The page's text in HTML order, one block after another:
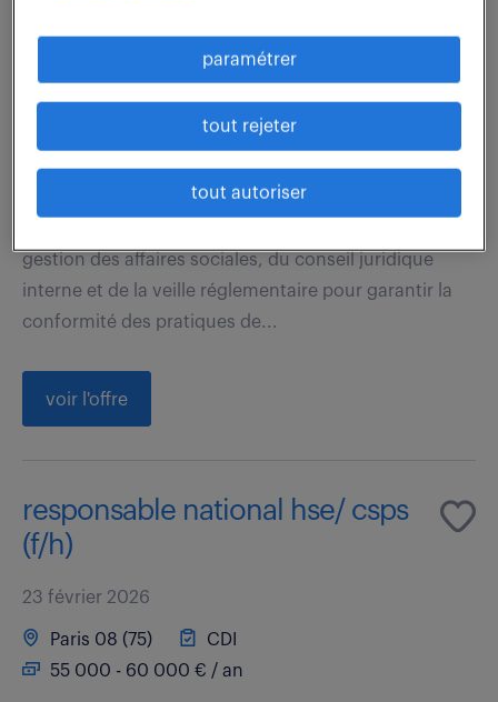
juriste droit social (f/h)
26 février 2026
gestion des affaires sociales, du conseil juridique
interne et de la veille réglementaire pour garantir la
conformité des pratiques de...
voir l'offre
responsable national hse/ csps
(f/h)
23 février 2026
Paris 08 (75)
CDI
55 000 - 60 000 € / an
paramétrer
tout rejeter
tout autoriser